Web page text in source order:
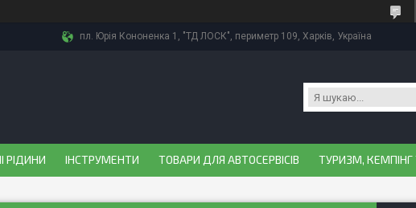
пл. Юрія Кононенка 1, "ТД ЛОСК", периметр 109, Харків, Україна
РІДИНИ ІНСТРУМЕНТИ ТОВАРИ ДЛЯ АВТОСЕРВІСІВ ТУРИЗМ,